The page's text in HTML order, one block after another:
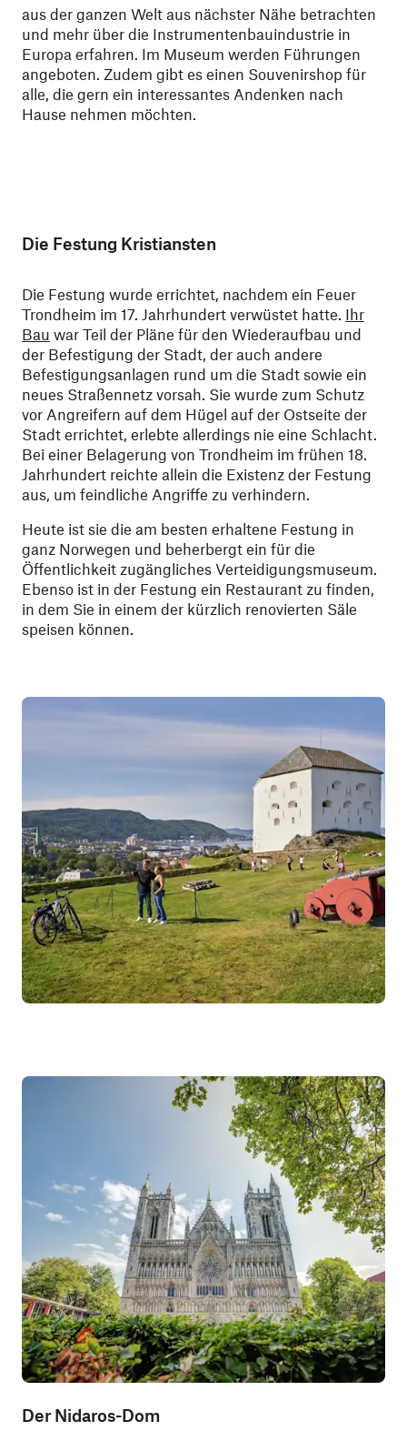
aus der ganzen Welt aus nächster Nähe betrachten
und mehr über die Instrumentenbauindustrie in
Europa erfahren. Im Museum werden Führungen
angeboten. Zudem gibt es einen Souvenirshop für
alle, die gern ein interessantes Andenken nach
Hause nehmen möchten.
Die Festung Kristiansten
Die Festung wurde errichtet, nachdem ein Feuer
Trondheim im 17. Jahrhundert verwüstet hatte. Ihr
Bau war Teil der Pläne für den Wiederaufbau und
der Befestigung der Stadt, der auch andere
Befestigungsanlagen rund um die Stadt sowie ein
neues Straßennetz vorsah. Sie wurde zum Schutz
vor Angreifern auf dem Hügel auf der Ostseite der
Stadt errichtet, erlebte allerdings nie eine Schlacht.
Bei einer Belagerung von Trondheim im frühen 18.
Jahrhundert reichte allein die Existenz der Festung
aus, um feindliche Angriffe zu verhindern.
Heute ist sie die am besten erhaltene Festung in
ganz Norwegen und beherbergt ein für die
Öffentlichkeit zugängliches Verteidigungsmuseum.
Ebenso ist in der Festung ein Restaurant zu finden,
in dem Sie in einem der kürzlich renovierten Säle
speisen können.
Der Nidaros-Dom